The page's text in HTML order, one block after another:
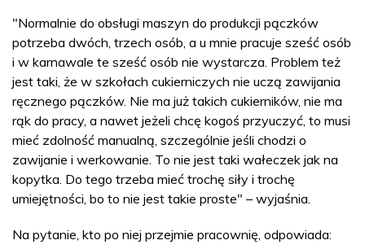
"Normalnie do obsługi maszyn do produkcji pączków
potrzeba dwóch, trzech osób, a u mnie pracuje sześć osób
i w karnawale te sześć osób nie wystarcza. Problem też
jest taki, że w szkołach cukierniczych nie uczą zawijania
ręcznego pączków. Nie ma już takich cukierników, nie ma
rąk do pracy, a nawet jeżeli chcę kogoś przyuczyć, to musi
mieć zdolność manualną, szczególnie jeśli chodzi o
zawijanie i werkowanie. To nie jest taki wałeczek jak na
kopytka. Do tego trzeba mieć trochę siły i trochę
umiejętności, bo to nie jest takie proste" – wyjaśnia.
Na pytanie, kto po niej przejmie pracownię, odpowiada: